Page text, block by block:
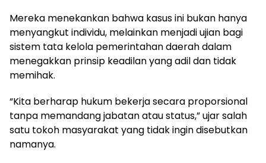
Mereka menekankan bahwa kasus ini bukan hanya
menyangkut individu, melainkan menjadi ujian bagi
sistem tata kelola pemerintahan daerah dalam
menegakkan prinsip keadilan yang adil dan tidak
memihak.
“Kita berharap hukum bekerja secara proporsional
tanpa memandang jabatan atau status,” ujar salah
satu tokoh masyarakat yang tidak ingin disebutkan
namanya.